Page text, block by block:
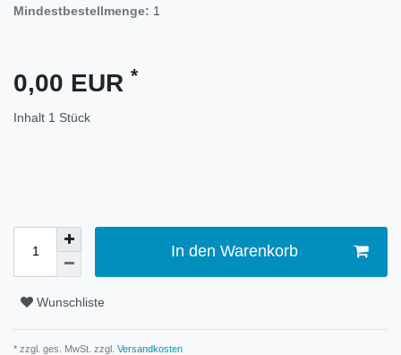
Mindestbestellmenge: 1
0,00 EUR *
Inhalt 1 Stück
In den Warenkorb
Wunschliste
* zzgl. ges. MwSt. zzgl. Versandkosten